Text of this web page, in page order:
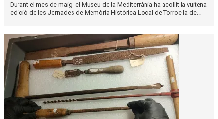
Durant el mes de maig, el Museu de la Mediterrània ha acollit la vuitena
edició de les Jornades de Memòria Històrica Local de Torroella de...